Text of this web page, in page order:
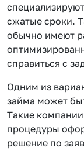
сжатые сроки.
обычно имеют
справиться с
Одним из
займа может
Такие
процедуры
решение по